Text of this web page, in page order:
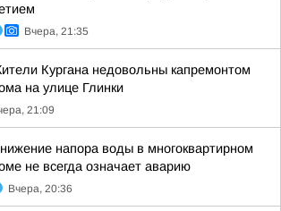
Вчера, 21:35
Кургана недовольны капремонтом
на улице Глинки
21:09
напора воды в многоквартирном
не всегда означает аварию
Вчера, 20:36